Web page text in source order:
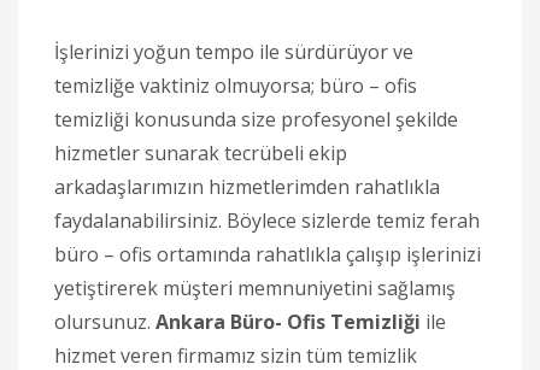
İşlerinizi yoğun tempo ile sürdürüyor ve
temizliğe vaktiniz olmuyorsa; büro – ofis
temizliği konusunda size profesyonel şekilde
hizmetler sunarak tecrübeli ekip
arkadaşlarımızın hizmetlerimden rahatlıkla
faydalanabilirsiniz. Böylece sizlerde temiz ferah
büro – ofis ortamında rahatlıkla çalışıp işlerinizi
yetiştirerek müşteri memnuniyetini sağlamış
olursunuz. Ankara Büro- Ofis Temizliği ile
hizmet veren firmamız sizin tüm temizlik